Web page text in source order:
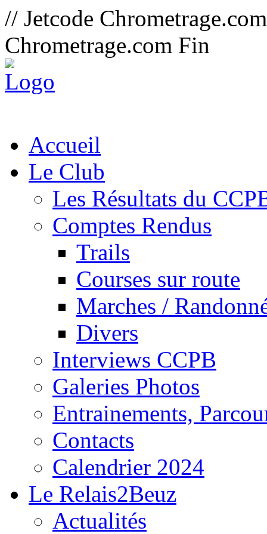
// Jetcode
Chrometrage.com Fin
Accueil
Le Club
Les Résultats du
Comptes Rendus
Trails
Courses sur route
Marches /
Divers
Interviews CCPB
Galeries Photos
Entrainements,
Contacts
Calendrier 2024
Le Relais2Beuz
Actualités